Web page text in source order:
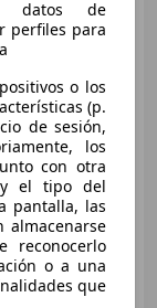
(90 CV)
datos de
perfiles para
o los
(p.
de sesión,
los
con otra
y el tipo del
pantalla, las
almacenarse
o a una
que